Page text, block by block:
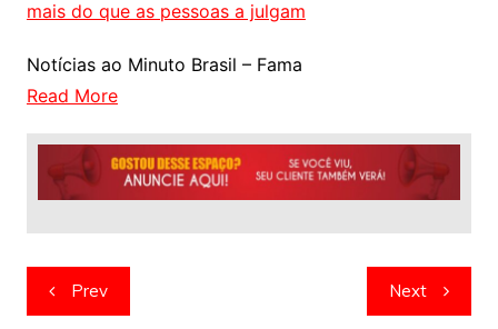
mais do que as pessoas a julgam
Notícias ao Minuto Brasil – Fama
Read More
Navegação
de
Prev Next